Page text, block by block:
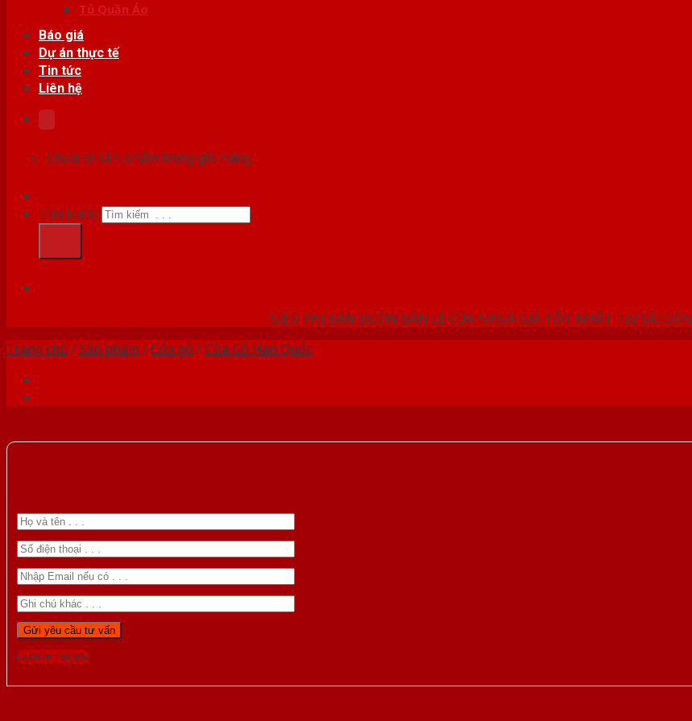
Tủ Quần Áo
Báo giá
Dự án thực tế
Tin tức
Liên hệ
Chưa có sản phẩm trong giỏ hàng.
Tìm kiếm:
SIÊU THỊ BÁN BUÔN BÁN LẺ CỬA NHỰA GIÁ TỐT NHẤT TẠI SÀI GÒN
Trang chủ /Sản phẩm /Cửa gỗ /Cửa Gỗ Hàn Quốc
Gọi 0976.169.864